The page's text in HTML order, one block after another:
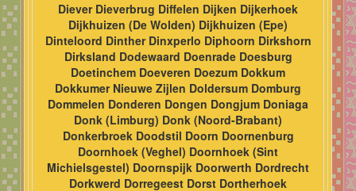
Diever Dieverbrug Diffelen Dijken Dijkerhoek
Dijkhuizen (De Wolden) Dijkhuizen (Epe)
Dinteloord Dinther Dinxperlo Diphoorn Dirkshorn
Dirksland Dodewaard Doenrade Doesburg
Doetinchem Doeveren Doezum Dokkum
Dokkumer Nieuwe Zijlen Doldersum Domburg
Dommelen Donderen Dongen Dongjum Doniaga
Donk (Limburg) Donk (Noord-Brabant)
Donkerbroek Doodstil Doorn Doornenburg
Doornhoek (Veghel) Doornhoek (Sint
Michielsgestel) Doornspijk Doorwerth Dordrecht
Dorkwerd Dorregeest Dorst Dortherhoek